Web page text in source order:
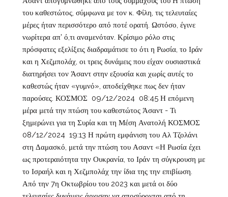
του καθεστώτος, σύμφωνα με τον κ. Φίλη, τις τελευταίες
μέρες ήταν περισσότερο από ποτέ ορατή. Ωστόσο, έγινε
νωρίτερα απ' ό,τι αναμενόταν. Κρίσιμο ρόλο στις
πρόσφατες εξελίξεις διαδραμάτισε το ότι η Ρωσία, το Ιράν
και η Χεζμπολάχ, οι τρεις δυνάμεις που είχαν ουσιαστικά
διατηρήσει τον Άσαντ στην εξουσία και χωρίς αυτές το
καθεστώς ήταν «γυμνό», αποδείχθηκε πως δεν ήταν
παρούσες. ΚΟΣΜΟΣ 09/12/2024 08:45 Η επόμενη
μέρα μετά την πτώση του καθεστώτος Άσαντ - Τι
ξημερώνει για τη Συρία και τη Μέση Ανατολή ΚΟΣΜΟΣ
08/12/2024 19:13 Η πρώτη εμφάνιση του Αλ Τζολάνι
στη Δαμασκό, μετά την πτώση του Ασαντ «Η Ρωσία έχει
ως προτεραιότητα την Ουκρανία, το Ιράν τη σύγκρουση με
το Ισραήλ και η Χεζμπολάχ την ίδια της την επιβίωση.
Από την 7η Οκτωβρίου του 2023 και μετά οι δύο